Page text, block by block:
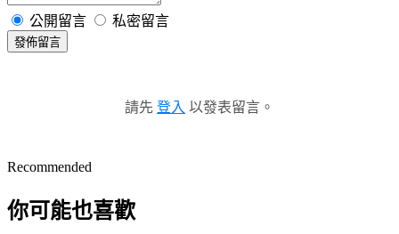
公開留言 私密留言
發佈留言
請先 登入 以發表留言。
Recommended
你可能也喜歡